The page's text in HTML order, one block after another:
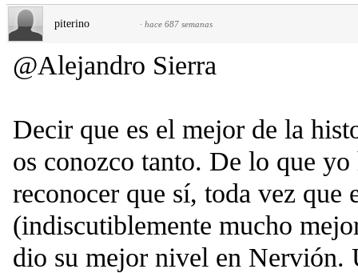
piterino · hace 687 semanas
@Alejandro Sierra
Decir que es el mejor de la
os conozco tanto. De lo que
reconocer que sí, toda vez que
(indiscutiblemente mucho
dio su mejor nivel en Nervión.